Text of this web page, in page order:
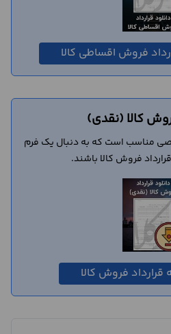
فروش اقساطی کالا
کالا (نقدی)
مناسب است که به دنبال یک فرم
فروش کالا باشند.
قرارداد فروش کالا